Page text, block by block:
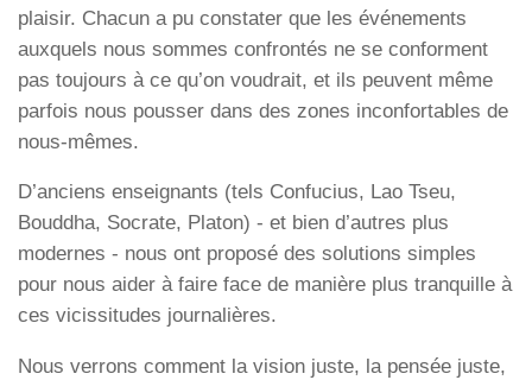
plaisir. Chacun a pu constater que les événements
auxquels nous sommes confrontés ne se conforment
pas toujours à ce qu’on voudrait, et ils peuvent même
parfois nous pousser dans des zones inconfortables de
nous-mêmes.
D’anciens enseignants (tels Confucius, Lao Tseu,
Bouddha, Socrate, Platon) - et bien d’autres plus
modernes - nous ont proposé des solutions simples
pour nous aider à faire face de manière plus tranquille à
ces vicissitudes journalières.
Nous verrons comment la vision juste, la pensée juste,